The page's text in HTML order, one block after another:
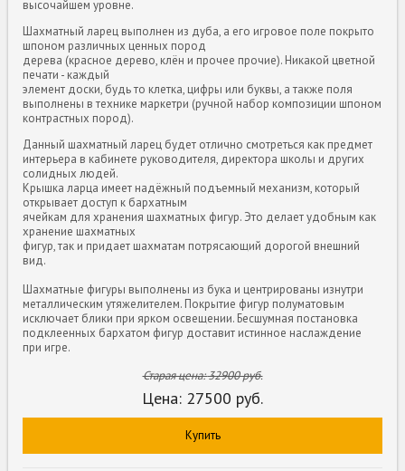
высочайшем уровне.
Шахматный ларец выполнен из дуба, а его игровое поле покрыто
шпоном различных ценных пород
дерева (красное дерево, клён и прочее прочие). Никакой цветной
печати - каждый
элемент доски, будь то клетка, цифры или буквы, а также поля
выполнены в технике маркетри (ручной набор композиции шпоном
контрастных пород).
Данный шахматный ларец будет отлично смотреться как предмет
интерьера в кабинете руководителя, директора школы и других
солидных людей.
Крышка ларца имеет надёжный подъемный механизм, который
открывает доступ к бархатным
ячейкам для хранения шахматных фигур. Это делает удобным как
хранение шахматных
фигур, так и придает шахматам потрясающий дорогой внешний
вид.
Шахматные фигуры выполнены из бука и центрированы изнутри
металлическим утяжелителем. Покрытие фигур полуматовым
исключает блики при ярком освещении. Бесшумная постановка
подклеенных бархатом фигур доставит истинное наслаждение
при игре.
Старая цена:32900руб.
Цена: 27500 руб.
Купить